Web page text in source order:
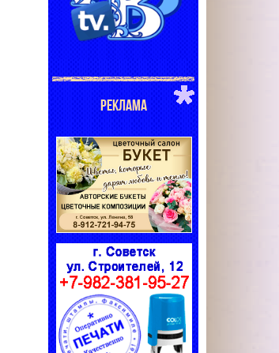
РЕКЛАМА